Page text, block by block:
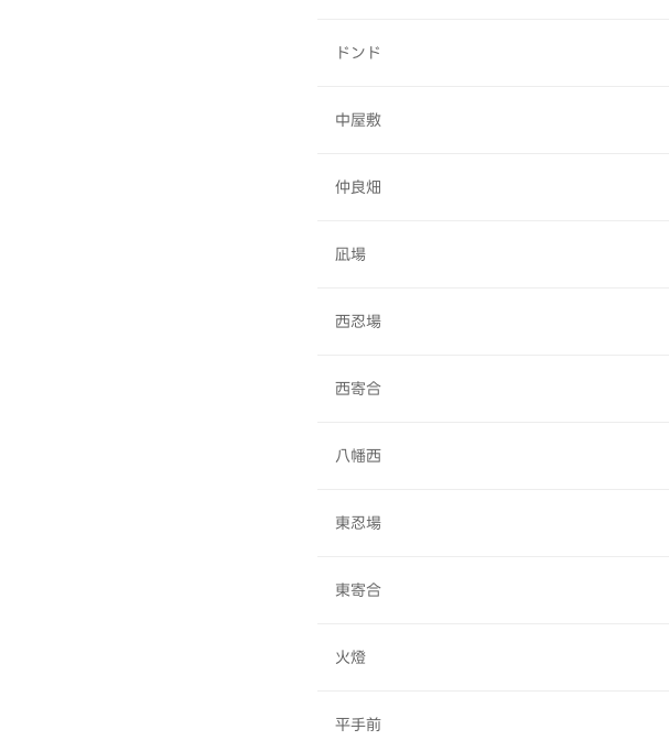
ドンド
中屋敷
仲良畑
凪場
西忍場
西寄合
八幡西
東忍場
東寄合
火燈
平手前